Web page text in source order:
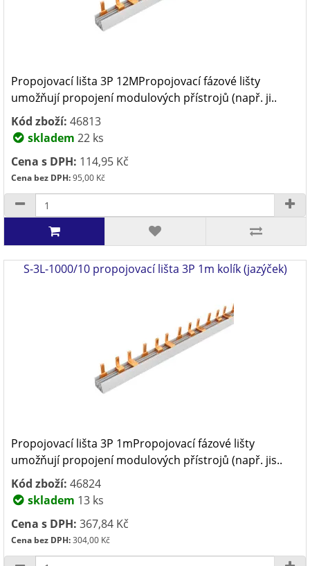
Propojovací lišta 3P 12MPropojovací fázové lišty
umožňují propojení modulových přístrojů (např. ji..
Kód zboží: 46813
skladem 22 ks
Cena s DPH: 114,95 Kč
Cena bez DPH:95,00 Kč
S-3L-1000/10 propojovací lišta 3P 1m kolík (jazýček)
Propojovací lišta 3P 1mPropojovací fázové lišty
umožňují propojení modulových přístrojů (např. jis..
Kód zboží: 46824
skladem 13 ks
Cena s DPH: 367,84 Kč
Cena bez DPH:304,00 Kč